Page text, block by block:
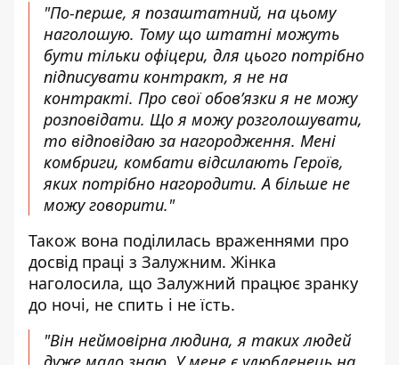
"По-перше, я позаштатний, на цьому
наголошую. Тому що штатні можуть
бути тільки офіцери, для цього потрібно
підписувати контракт, я не на
контракті. Про свої обов’язки я не можу
розповідати. Що я можу розголошувати,
то відповідаю за нагородження. Мені
комбриги, комбати відсилають Героїв,
яких потрібно нагородити. А більше не
можу говорити."
Також вона поділилась враженнями про
досвід праці з Залужним. Жінка
наголосила, що Залужний працює зранку
до ночі, не спить і не їсть.
"Він неймовірна людина, я таких людей